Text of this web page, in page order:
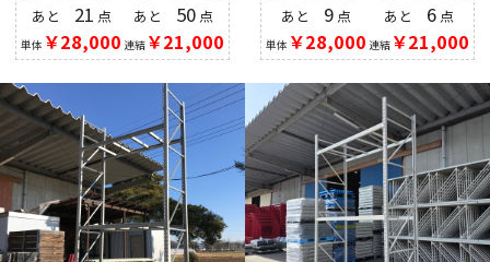
あと 21 点
単体 ￥28,000
あと 50 点
連結￥21,000
あと 9 点
単体 ￥28,000
あと 6点
連結￥21,000